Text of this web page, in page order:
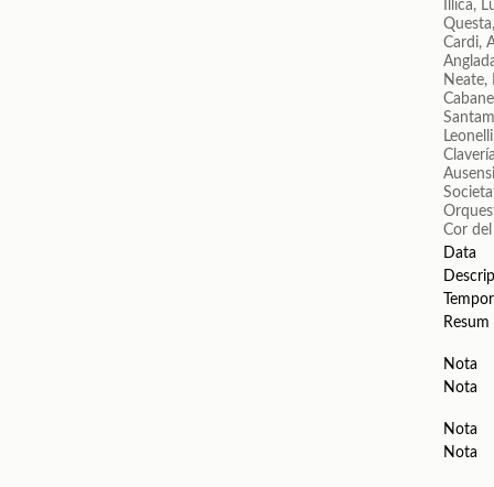
Illica,
Cardi,
Neate,
Cor
Data
Resum
Nota
Nota
Nota
Nota